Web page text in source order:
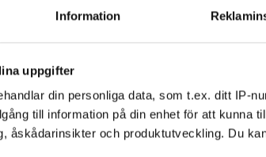
Information
uppgifter
din personliga data, som t.ex. ditt IP-
till information på din enhet för att kunna
åskådarinsikter och produktutveckling. Du
e-postadressen ca en vecka